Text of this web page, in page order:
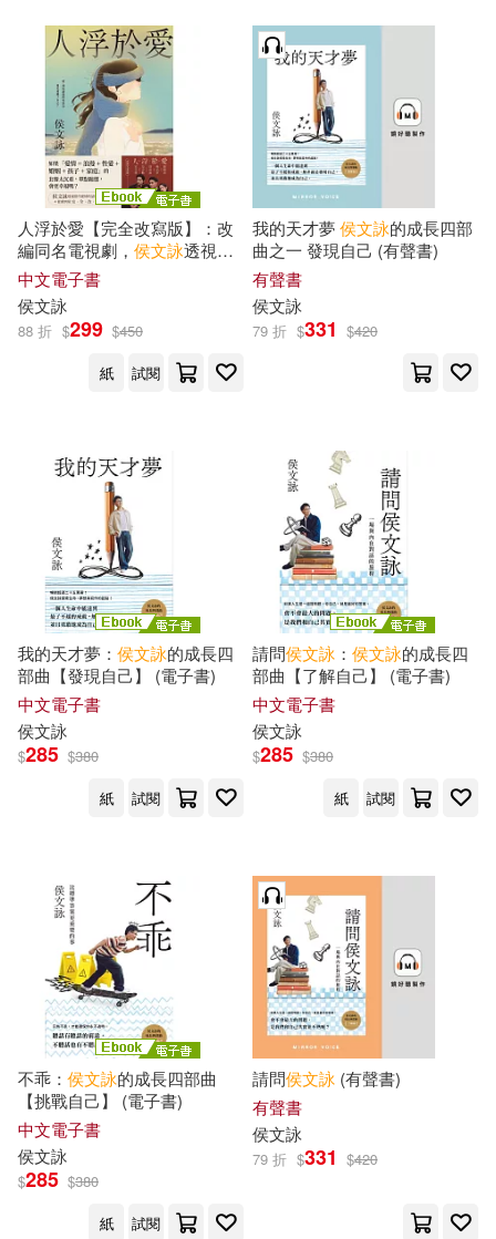
人浮於愛【完全改寫版】：改
編同名電視劇， 侯文詠透視當
代愛情的話題之作。 (電子書)
中文電子書
侯文詠
88 折 $299 $450
紙
試閱
我的天才夢侯文詠的成長四部
曲之一 發現自己 (有聲書)
有聲書
侯文詠
79 折 $331 $420
我的天才夢： 侯文詠的成長四
部曲【發現自己】 (電子書)
中文電子書
侯文詠
$285 $380
紙
試閱
請問侯文詠 ： 侯文詠的成長四
部曲【了解自己】 (電子書)
中文電子書
侯文詠
$285 $380
紙
試閱
不乖： 侯文詠的成長四部曲
【挑戰自己】 (電子書)
中文電子書
侯文詠
$285 $380
紙
試閱
請問侯文詠 (有聲書)
有聲書
侯文詠
79 折 $331 $420